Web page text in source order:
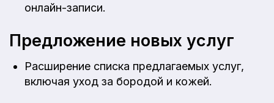
онлайн-записи.
Предложение новых услуг
Расширение списка предлагаемых услуг,
включая уход за бородой и кожей.